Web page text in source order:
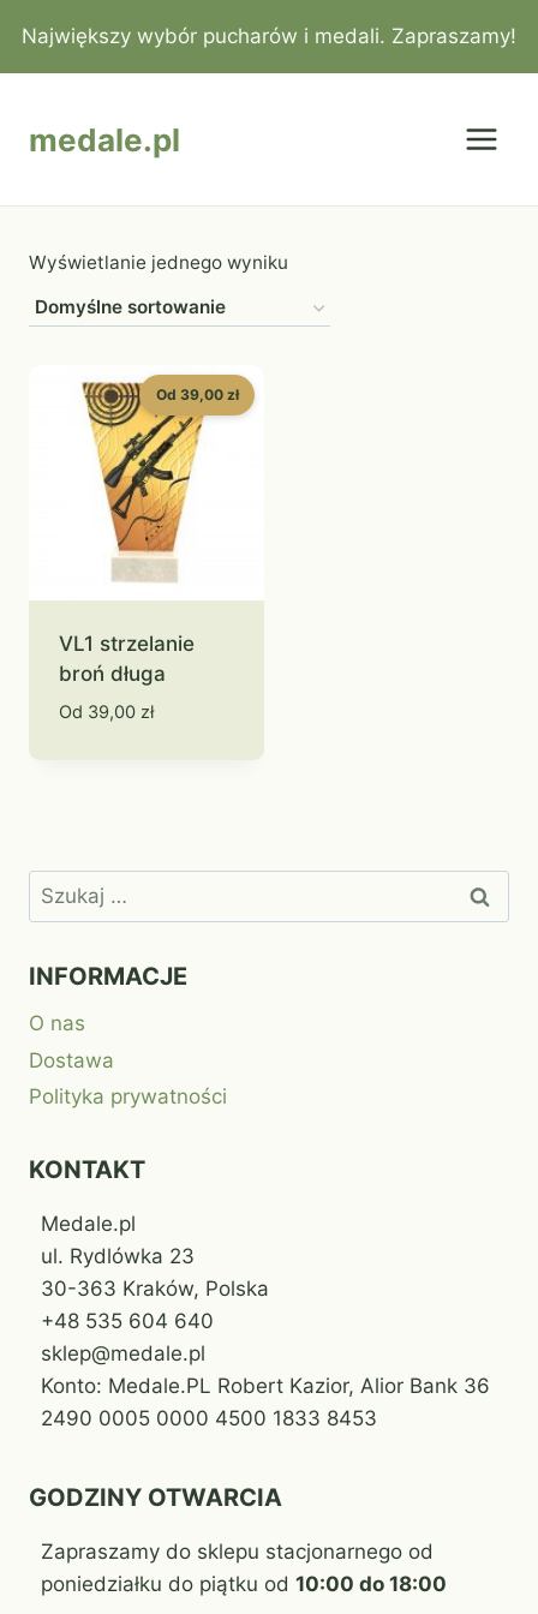
do
treści
Największy wybór pucharów i medali. Zapraszamy!
medale.pl
Wyświetlanie jednego wyniku
Od 39,00 zł
VL1 strzelanie
broń długa
Od 39,00 zł
Szukaj:
INFORMACJE
O nas
Dostawa
Polityka prywatności
KONTAKT
Medale.pl
ul. Rydlówka 23
30-363 Kraków, Polska
+48 535 604 640
sklep@medale.pl
Konto: Medale.PL Robert Kazior, Alior Bank 36
2490 0005 0000 4500 1833 8453
GODZINY OTWARCIA
Zapraszamy do sklepu stacjonarnego od
poniedziałku do piątku od 10:00 do 18:00